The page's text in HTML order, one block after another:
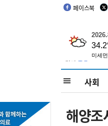
페이스북
사회
해양조